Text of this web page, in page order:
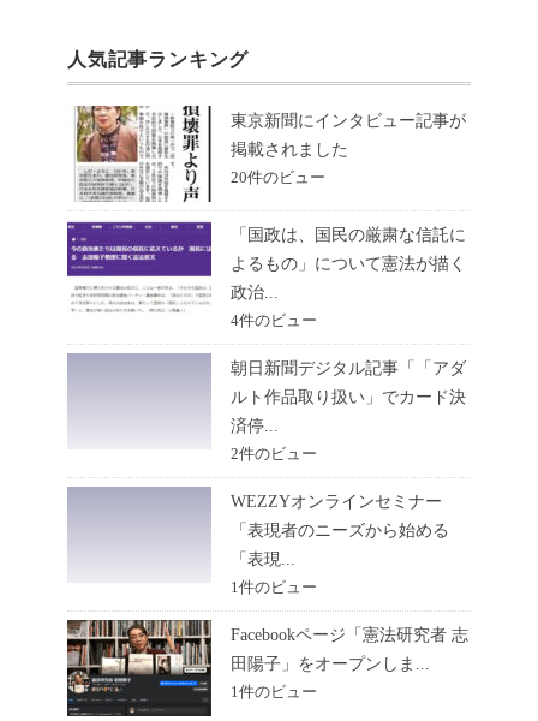
人気記事ランキング
東京新聞にインタビュー記事が
掲載されました
20件のビュー
「国政は、国民の厳粛な信託に
よるもの」について憲法が描く
政治...
4件のビュー
朝日新聞デジタル記事「「アダ
ルト作品取り扱い」でカード決
済停...
2件のビュー
WEZZYオンラインセミナー
「表現者のニーズから始める
「表現...
1件のビュー
Facebookページ「憲法研究者 志
田陽子」をオープンしま...
1件のビュー